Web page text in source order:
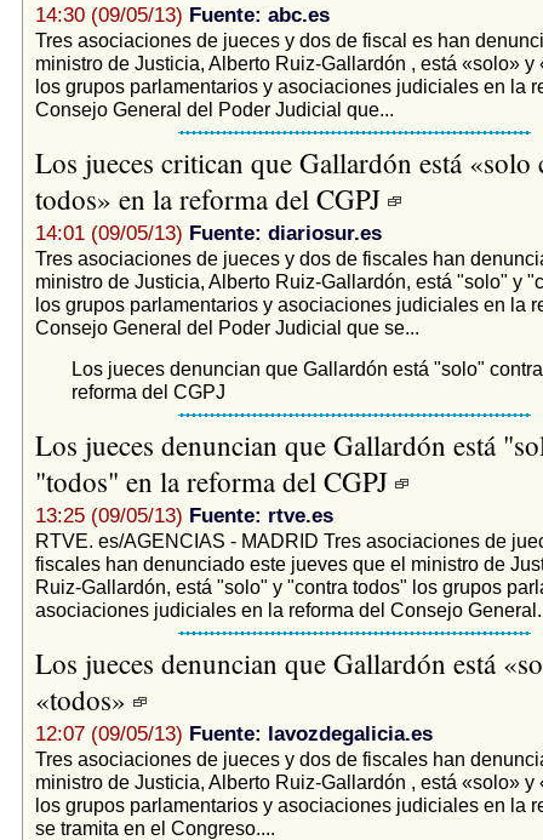
14:30 (09/05/13) Fuente: abc.es
Tres asociaciones de jueces y dos de fiscal es han
ministro de Justicia, Alberto Ruiz-Gallardón , está «solo» y
los grupos parlamentarios y asociaciones judiciales en la
Consejo General del Poder Judicial que...
Los jueces critican que Gallardón está «solo
todos» en la reforma del CGPJ
14:01 (09/05/13) Fuente: diariosur.es
Tres asociaciones de jueces y dos de fiscales han
ministro de Justicia, Alberto Ruiz-Gallardón, está "solo" y
los grupos parlamentarios y asociaciones judiciales en la
Consejo General del Poder Judicial que se...
Los jueces denuncian que Gallardón está "solo"
reforma del CGPJ
Los jueces denuncian que Gallardón está
"todos" en la reforma del CGPJ
13:25 (09/05/13) Fuente: rtve.es
RTVE. es/AGENCIAS - MADRID Tres asociaciones de
fiscales han denunciado este jueves que el ministro de
Ruiz-Gallardón, está "solo" y "contra todos" los grupos
asociaciones judiciales en la reforma del Consejo
Los jueces denuncian que Gallardón está
«todos»
12:07 (09/05/13) Fuente: lavozdegalicia.es
Tres asociaciones de jueces y dos de fiscales han
ministro de Justicia, Alberto Ruiz-Gallardón , está «solo» y
los grupos parlamentarios y asociaciones judiciales en la
se tramita en el Congreso....